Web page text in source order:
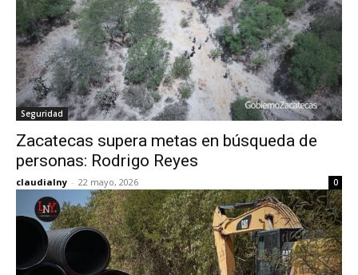
Seguridad
Zacatecas supera metas en búsqueda de
personas: Rodrigo Reyes
claudialny - 22 mayo, 2026 0